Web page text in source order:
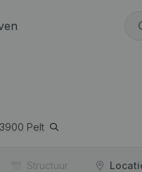
3900 Pelt
Structuur